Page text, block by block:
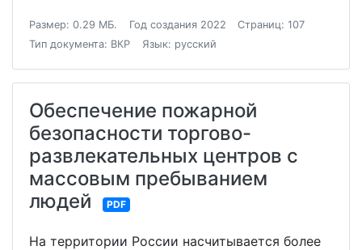
Размер: 0.29 МБ. Год создания 2022
Страниц: 107
Тип документа: ВКР
Язык: русский
Обеспечение пожарной
безопасности торгово-
развлекательных центров с
массовым пребыванием
людей
PDF
На территории России насчитывается более